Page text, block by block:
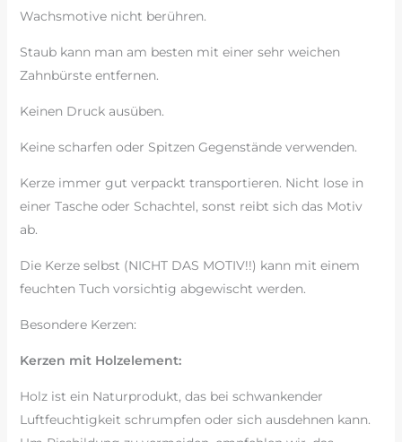
Wachsmotive nicht berühren.
Staub kann man am besten mit einer sehr weichen
Zahnbürste entfernen.
Keinen Druck ausüben.
Keine scharfen oder Spitzen Gegenstände verwenden.
Kerze immer gut verpackt transportieren. Nicht lose in
einer Tasche oder Schachtel, sonst reibt sich das Motiv
ab.
Die Kerze selbst (NICHT DAS MOTIV!!) kann mit einem
feuchten Tuch vorsichtig abgewischt werden.
Besondere Kerzen:
Kerzen mit Holzelement:
Holz ist ein Naturprodukt, das bei schwankender
Luftfeuchtigkeit schrumpfen oder sich ausdehnen kann.